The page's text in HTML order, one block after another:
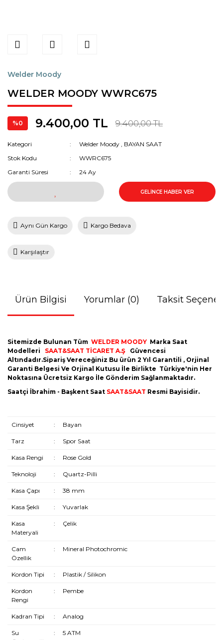
Welder Moody
WELDER MOODY WWRC675
%0 9.400,00 TL 9.400,00 TL
Kategori Welder Moody , BAYAN SAAT
Stok Kodu
WWRC675
Garanti Süresi
24 Ay
GELİNCE HABER VER
Aynı Gün Kargo Kargo Bedava
Karşılaştır
Ürün Bilgisi Yorumlar (0) Taksit
Sitemizde Bulunan Tüm WELDER MOODY Marka Saat
Modelleri SAAT&SAAT TİCARET A.Ş Güvencesi
Altındadır.Sipariş Vereceğiniz Bu ürün 2 Yıl Garantili , Orjinal
Garanti Belgesi Ve Orjinal Kutusu İle Birlikte Türkiye'nin Her
Noktasına Ücretsiz Kargo İle Gönderim Sağlanmaktadır.
Saatçi İbrahim - Başkent Saat SAAT&SAAT Resmi Bayisidir.
Cinsiyet : Bayan
Tarz : Spor Saat
Kasa Rengi : Rose Gold
Teknoloji : Quartz-Pilli
Kasa Çapı : 38 mm
Kasa Şekli : Yuvarlak
Kasa
Materyali
: Çelik
Cam
Özellik
: Mineral Photochromic
Kordon Tipi : Plastik / Silikon
Kordon
Rengi
: Pembe
Kadran Tipi : Analog
Su
: 5 ATM